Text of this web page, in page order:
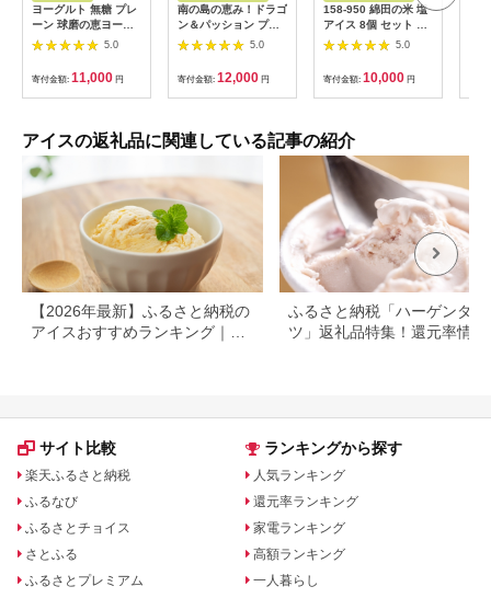
ヨーグルト 無糖 プレ
ーン 球磨の恵ヨーグ
ルト 1kg×2パック 砂
糖不使用 乳製品 配送
不可:沖縄、離島 発酵
食品 朝食 間食 新鮮
生乳 とろ～り もっち
ット 2キロ 大容量
5.0
寄付金額: 11,000 円
南の島の恵み！ドラゴ
ン＆パッション プレ
ミアムジェラート （8
個入）( ジェラート ア
イス ドラゴンフルー
ツ パッションフルー
ツ 果物 フルーツ オリ
児島 スイーツ 美農里
館 )
5.0
寄付金額: 12,000 円
158-950 綿田の米 塩
アイス 8個 セット ア
イス アイスクリーム
デザート お米アイス
5.0
寄付金額: 10,000 円
アイスの返礼品に関連している記事の紹介
【2026年最新】ふるさと納税の
アイスおすすめランキング｜還
ふるさと納税「ハーゲンダッ
ツ」返礼品特集！還元率情報
サイト比較
楽天ふるさと納税
ふるなび
ふるさとチョイス
さとふる
ふるさとプレミアム
ランキングから探す
人気ランキング
還元率ランキング
家電ランキング
高額ランキング
一人暮らし